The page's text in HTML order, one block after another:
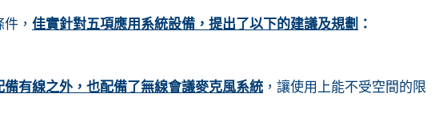
， 佳實針對五項應用系統設備，提出了以下的建議及規劃 ：
備有線之外，也配備了無線會議麥克風系統 ，讓使用上能不受空間的限